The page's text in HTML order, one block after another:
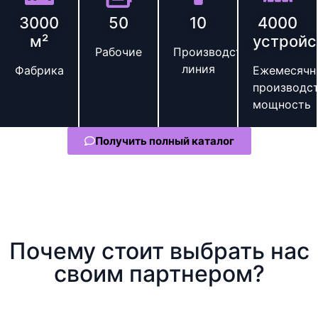
3000
м²
Фабрика
50
Рабочие
10
Производственная
линия
4000
мощность
Получить полный каталог
Почему стоит выбрать нас
своим партнером?